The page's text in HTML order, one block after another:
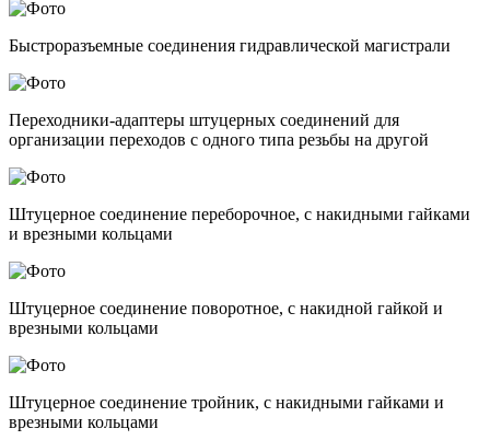
Быстроразъемные соединения гидравлической магистрали
Переходники-адаптеры штуцерных соединений для
организации переходов с одного типа резьбы на другой
Штуцерное соединение переборочное, с накидными гайками
и врезными кольцами
Штуцерное соединение поворотное, с накидной гайкой и
врезными кольцами
Штуцерное соединение тройник, с накидными гайками и
врезными кольцами